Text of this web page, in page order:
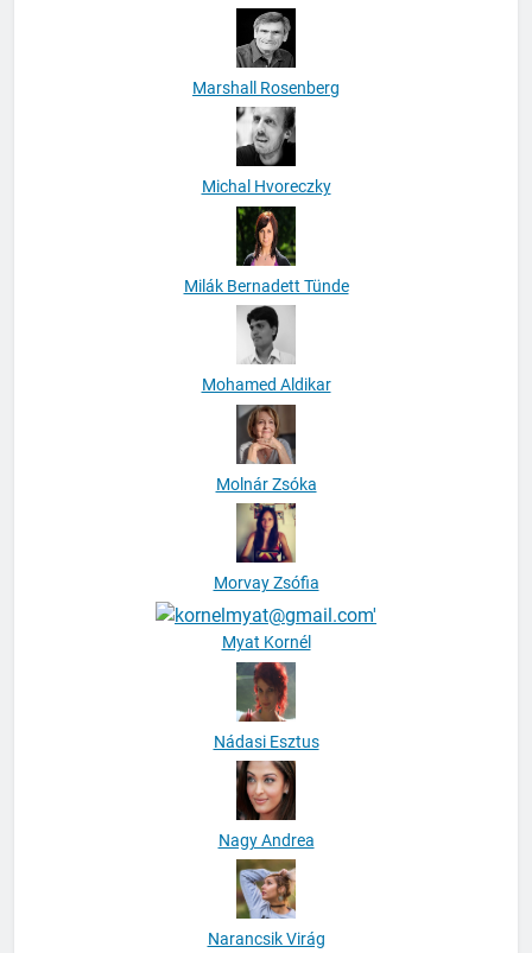
Marshall Rosenberg
Michal Hvoreczky
Milák Bernadett Tünde
Mohamed Aldikar
Molnár Zsóka
Morvay Zsófia
Myat Kornél
Nádasi Esztus
Nagy Andrea
Narancsik Virág